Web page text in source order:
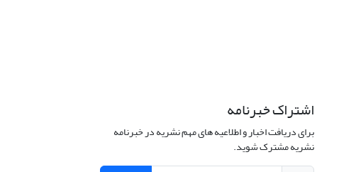
اشتراک خبرنامه
برای دریافت اخبار و اطلاعیه های مهم نشریه در خبرنامه
نشریه مشترک شوید.